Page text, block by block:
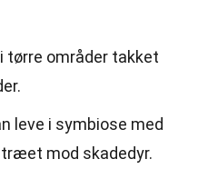
tørre områder takket
leve i symbiose med
mod skadedyr.